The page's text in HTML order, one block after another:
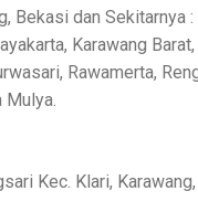
Bekasi dan Sekitarnya
Karawang
Rawamerta,
Mulya.
Kec. Klari,